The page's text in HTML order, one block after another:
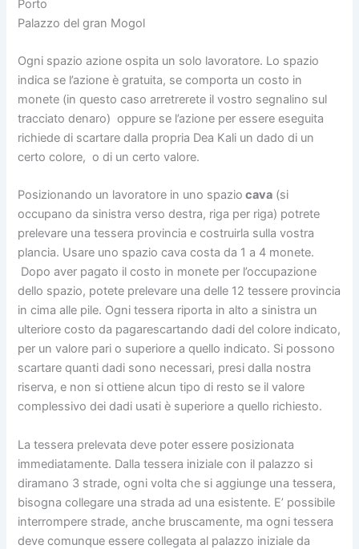
Porto
Palazzo del gran Mogol
Ogni spazio azione ospita un solo lavoratore. Lo spazio
indica se l’azione è gratuita, se comporta un costo in
monete (in questo caso arretrerete il vostro segnalino sul
tracciato denaro) oppure se l’azione per essere eseguita
richiede di scartare dalla propria Dea Kali un dado di un
certo colore, o di un certo valore.
Posizionando un lavoratore in uno spazio cava (si
occupano da sinistra verso destra, riga per riga) potrete
prelevare una tessera provincia e costruirla sulla vostra
plancia. Usare uno spazio cava costa da 1 a 4 monete.
Dopo aver pagato il costo in monete per l’occupazione
dello spazio, potete prelevare una delle 12 tessere provincia
in cima alle pile. Ogni tessera riporta in alto a sinistra un
ulteriore costo da pagarescartando dadi del colore indicato,
per un valore pari o superiore a quello indicato. Si possono
scartare quanti dadi sono necessari, presi dalla nostra
riserva, e non si ottiene alcun tipo di resto se il valore
complessivo dei dadi usati è superiore a quello richiesto.
La tessera prelevata deve poter essere posizionata
immediatamente. Dalla tessera iniziale con il palazzo si
diramano 3 strade, ogni volta che si aggiunge una tessera,
bisogna collegare una strada ad una esistente. E’ possibile
interrompere strade, anche bruscamente, ma ogni tessera
deve comunque essere collegata al palazzo iniziale da